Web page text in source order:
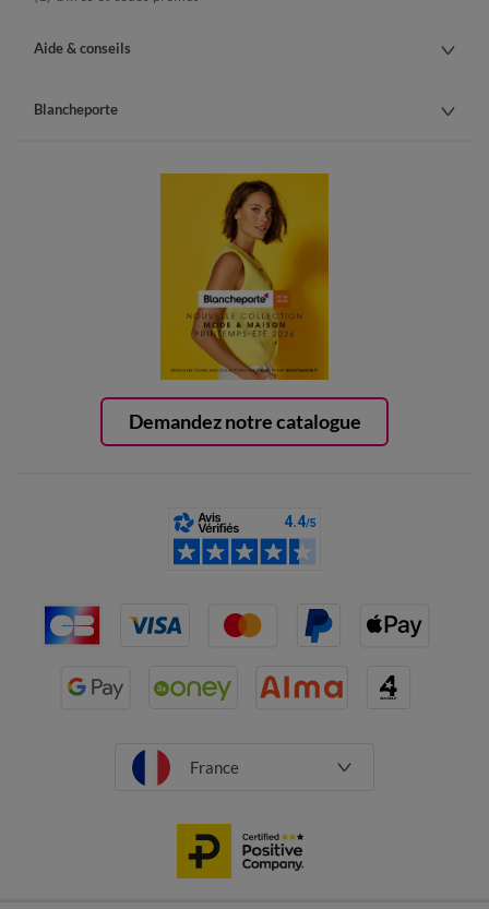
Demandez notre catalogue
Aide & conseils
Blancheporte
France